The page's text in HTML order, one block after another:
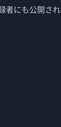
者にも公開され